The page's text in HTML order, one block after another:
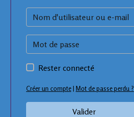
Rester connecté
Créer un compte| Mot de passe perdu ?
Valider